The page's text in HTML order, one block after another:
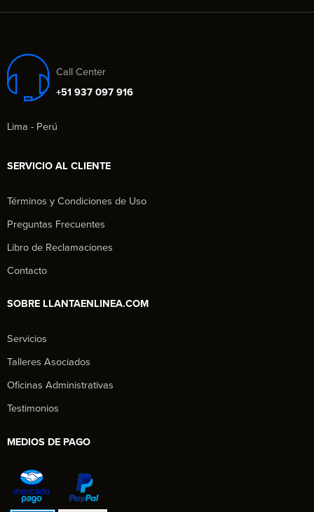
Call Center
+51 937 097 916
Lima - Perú
SERVICIO AL CLIENTE
Términos y Condiciones de Uso
Preguntas Frecuentes
Libro de Reclamaciones
Contacto
SOBRE LLANTAENLINEA.COM
Servicios
Talleres Asociados
Oficinas Administrativas
Testimonios
MEDIOS DE PAGO